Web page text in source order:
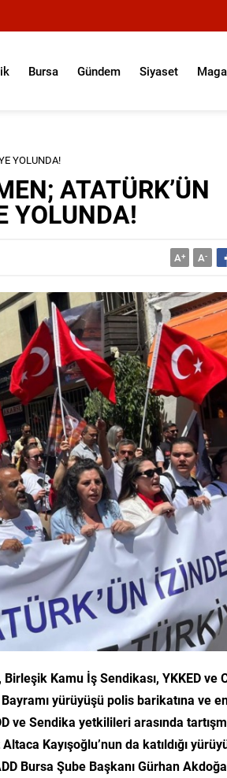
Bursa Gündem Siyaset
YOLUNDA!
ATATÜRK’ÜN
YOLUNDA!
A+ A-
Kamu İş Sendikası, YKKED ve
yürüyüşü polis barikatına ve
ve Sendika yetkilileri arasında
Kayışoğlu’nun da katıldığı
Bursa Şube Başkanı Gürhan